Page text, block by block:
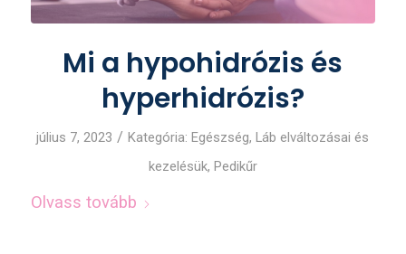
Mi a hypohidrózis és
hyperhidrózis?
július 7, 2023 / Kategória:Egészség,Láb elváltozásai és
kezelésük, Pedikűr
Olvass tovább